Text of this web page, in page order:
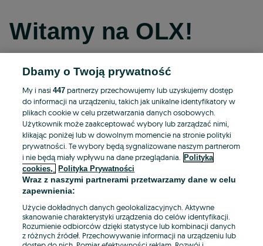
Witamy na OLX!
Kontynuuj przez Facebooka
Kontynuuj przez konto Apple
Kontynuuj przez konto Google
LUB
E-mail
Dbamy o Twoją prywatność
My i nasi447 partnerzy przechowujemy lub uzyskujemy dostęp
do informacji na urządzeniu, takich jak unikalne identyfikatory w
plikach cookie w celu przetwarzania danych osobowych.
Użytkownik może zaakceptować wybory lub zarządzać nimi,
klikając poniżej lub w dowolnym momencie na stronie polityki
prywatności. Te wybory będą sygnalizowane naszym partnerom
i nie będą miały wpływu na dane przeglądania.
Polityka
cookies,
Polityka Prywatności
Wraz z naszymi partnerami przetwarzamy dane w celu
zapewnienia:
Użycie dokładnych danych geolokalizacyjnych. Aktywne
skanowanie charakterystyki urządzenia do celów identyfikacji.
Rozumienie odbiorców dzięki statystyce lub kombinacji danych
z różnych źródeł. Przechowywanie informacji na urządzeniu lub